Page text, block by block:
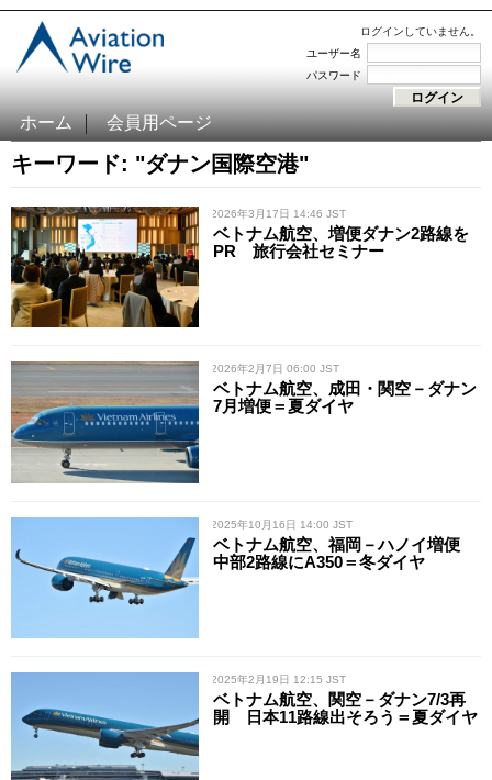
ログインしていません。
ユーザー名
パスワード
ホーム 会員用ページ
キーワード: "ダナン国際空港"
/ 2026年3月17日 14:46 JST
ベトナム航空、増便ダナン2路線を
PR 旅行会社セミナー
/ 2026年2月7日 06:00 JST
ベトナム航空、成田・関空－ダナン
7月増便＝夏ダイヤ
/ 2025年10月16日 14:00 JST
ベトナム航空、福岡－ハノイ増便
中部2路線にA350＝冬ダイヤ
/ 2025年2月19日 12:15 JST
ベトナム航空、関空－ダナン7/3再
開 日本11路線出そろう＝夏ダイヤ